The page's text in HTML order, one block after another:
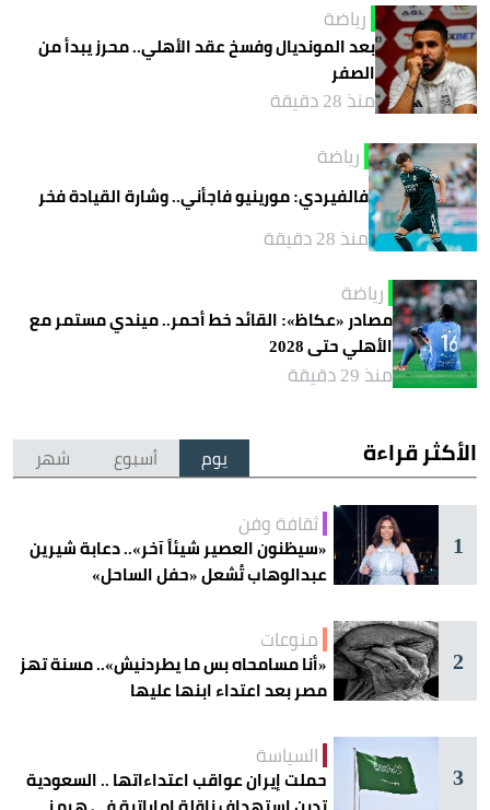
رياضة
بعد المونديال وفسخ عقد الأهلي.. محرز يبدأ من
الصفر
منذ 28 دقيقة
رياضة
فالفيردي: مورينيو فاجأني.. وشارة القيادة فخر
منذ 28 دقيقة
رياضة
مصادر «عكاظ»: القائد خط أحمر.. ميندي مستمر مع
الأهلي حتى 2028
منذ 29 دقيقة
الأكثر قراءة يوم أسبوع شهر
1
ثقافة وفن
«سيظنون العصير شيئاً آخر».. دعابة شيرين
عبدالوهاب تُشعل «حفل الساحل»
2
منوعات
«أنا مسامحاه بس ما يطردنيش».. مسنة تهز
مصر بعد اعتداء ابنها عليها
3
السياسة
حملت إيران عواقب اعتداءاتها .. السعودية